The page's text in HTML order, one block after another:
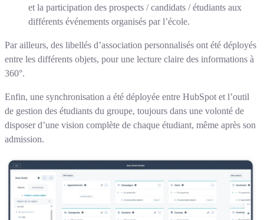
et la participation des prospects / candidats / étudiants aux
différents événements organisés par l’école.
Par ailleurs, des libellés d’association personnalisés ont été déployés
entre les différents objets, pour une lecture claire des informations à
360°.
Enfin, une synchronisation a été déployée entre HubSpot et l’outil
de gestion des étudiants du groupe, toujours dans une volonté de
disposer d’une vision complète de chaque étudiant, même après son
admission.